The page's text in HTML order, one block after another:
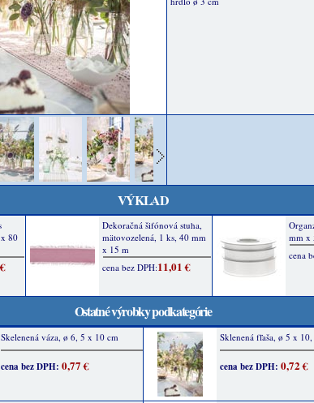
VÝKLAD
Ostatné výrobky podkategórie
Skelenená váza, ø 6, 5 x 10 cm
cena bez DPH: 0,77 €
Sklenená fľaša, ø 5 x
cena bez DPH: 0,72 €